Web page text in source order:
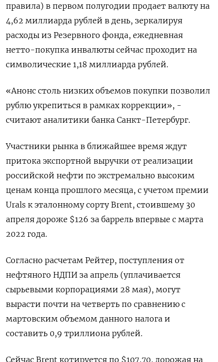
правила) в первом полугодии продает валюту на
4,62 миллиарда рублей в день, зеркалируя
расходы из Резервного фонда, ежедневная
нетто-покупка инвалюты сейчас проходит на
символические 1,18 миллиарда рублей.
«Анонс столь низких объемов покупки позволил
рублю укрепиться в рамках коррекции», -
считают аналитики банка Санкт-Петербург.
Участники рынка в ближайшее время ждут
притока экспортной выручки от реализации
российской нефти по экстремально высоким
ценам конца прошлого месяца, с учетом премии
Urals к эталонному сорту Brent, стоившему 30
апреля дороже $126 за баррель впервые с марта
2022 года.
Согласно ​расчетам Рейтер, поступления от
нефтяного НДПИ за апрель (уплачивается
⁠сырьевыми корпорациями 28 мая), могут
вырасти почти на четверть по сравнению с
мартовским объемом данного налога и
составить 0,9 триллиона рублей.
Сейчас Brent котируется по $107,70, дорожая на